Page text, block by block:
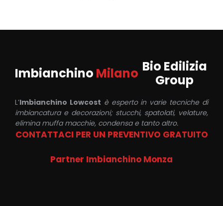
Imbianchino Milano Bio Edilizia
Group
L’Imbianchino Lowcost è esperto in varie tecniche di
imbiancatura e decorazioni; stucchi, spatolati, velature,
elimina muffa macchie, condensa e tanto altro.
CONTATTACI PER UN PREVENTIVO GRATUITO
Partner Imbianchino Monza